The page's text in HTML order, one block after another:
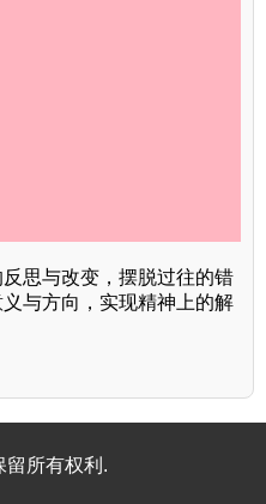
思与改变，摆脱过往的错
与方向，实现精神上的解
所有权利.